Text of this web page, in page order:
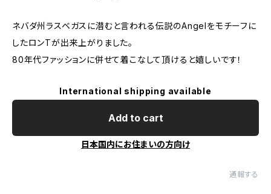
ネバダ州ラスベガスに潜むと言われる伝説のAngelをモチーフに
したロンTが出来上がりました。
80年代ファッションに併せて着こなして頂けると嬉しいです！
International shipping available
Add to cart
日本国内にお住まいの方向け
通報する